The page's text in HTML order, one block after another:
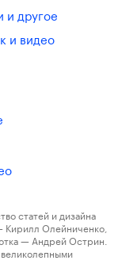
и другое
и видео
статей и дизайна
Кирилл Олейниченко,
— Андрей Острин.